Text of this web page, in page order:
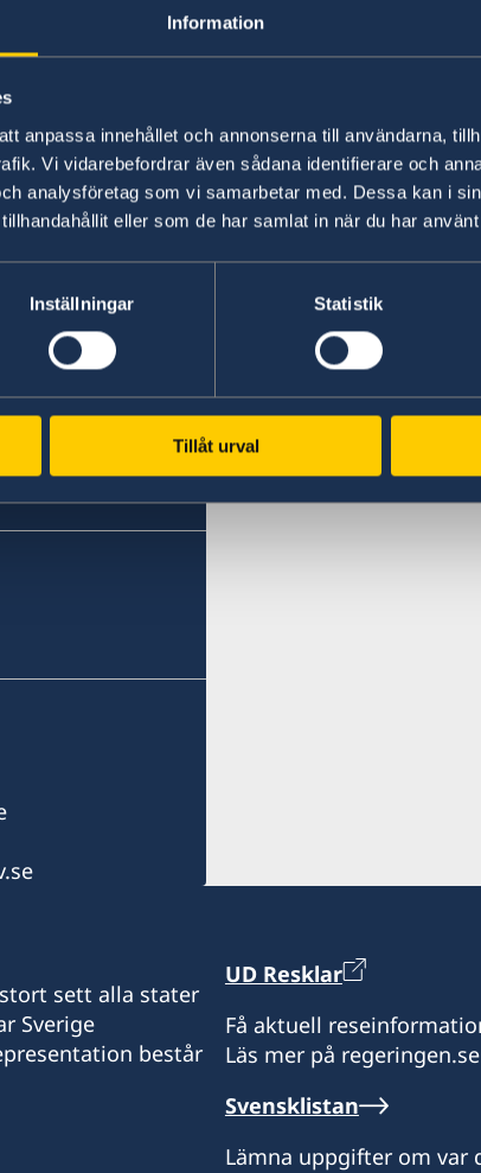
Information
anpassa innehållet och annonserna till användarna,
Vi vidarebefordrar även sådana identifierare och
analysföretag som vi samarbetar med. Dessa kan i
eller som de har samlat in när du har
Inställningar Statistik
Tillåt urval
Svenska konsulat
+253 21 35 69 73
+25377247368
sett alla stater
Sverige
består
UD Resklar
Få aktuell
Läs mer på
Svensklistan
Lämna uppgifter om var